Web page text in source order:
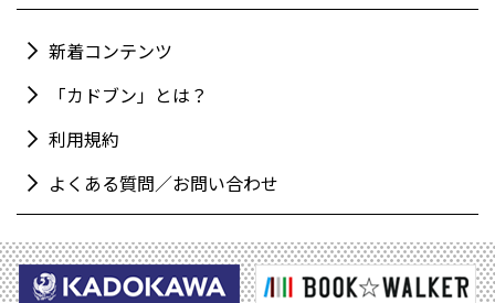
新着コンテンツ
「カドブン」とは？
利用規約
よくある質問／お問い合わせ